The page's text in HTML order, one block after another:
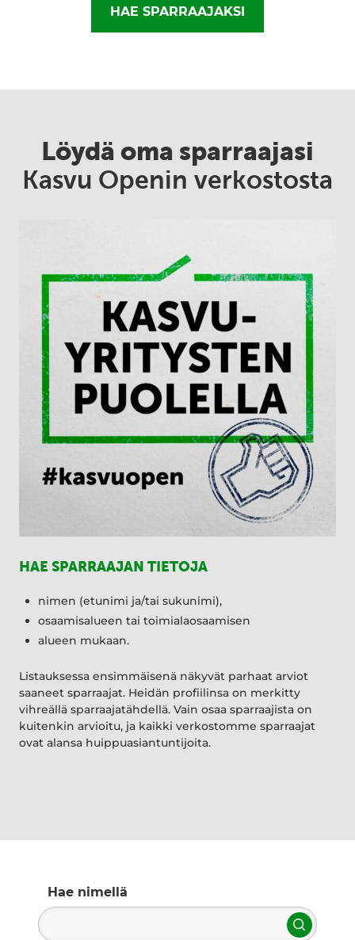
HAE SPARRAAJAKSI
Löydä oma sparraajasi
Kasvu Openin verkostosta
HAE SPARRAAJAN TIETOJA
nimen (etunimi ja/tai sukunimi),
osaamisalueen tai toimialaosaamisen
alueen mukaan.
Listauksessa ensimmäisenä näkyvät parhaat arviot
saaneet sparraajat. Heidän profiilinsa on merkitty
vihreällä sparraajatähdellä. Vain osaa sparraajista on
kuitenkin arvioitu, ja kaikki verkostomme sparraajat
ovat alansa huippuasiantuntijoita.
Hae nimellä
Hae